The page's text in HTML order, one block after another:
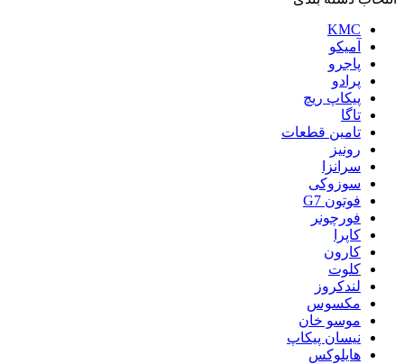
KMC
آمیکو
پاجرو
پرادو
پیکاپ ریچ
تاگا
تامین قطعات
رونیز
سرانزا
سوزوکی
فوتون G7
فورچونر
کاپرا
کارون
کلوت
لندکروز
مکسوس
موسو خان
نیسان پیکاپ
هایلوکس